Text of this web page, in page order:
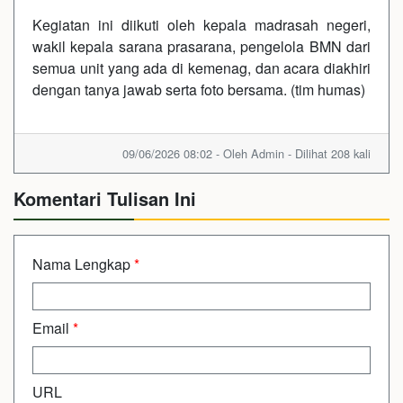
Kegiatan ini diikuti oleh kepala madrasah negeri,
wakil kepala sarana prasarana, pengelola BMN dari
semua unit yang ada di kemenag, dan acara diakhiri
dengan tanya jawab serta foto bersama. (tim humas)
09/06/2026 08:02 - Oleh Admin - Dilihat 208 kali
Komentari Tulisan Ini
Nama Lengkap*
Email *
URL